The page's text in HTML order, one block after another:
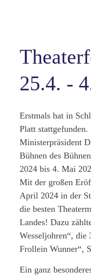
25.4. -
Erstmals hat in
Platt
Ministerpräsident
Bühnen des
2024 bis 4. Mai
Mit der großen
April 2024 in der
die besten
Landes! Dazu
Wesseljohren“,
Frollein Wunner“,
Ein ganz